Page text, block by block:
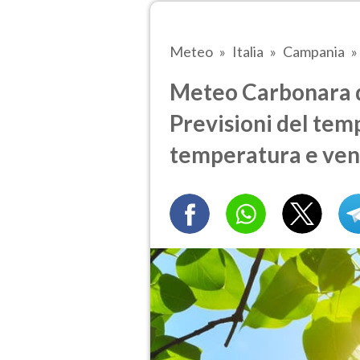
Meteo Italia Campania
Meteo Carbonara
Previsioni del
temperatura e